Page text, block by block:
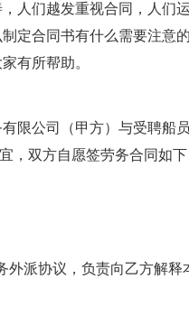
人们越发重视合同，人们
定合同书有什么需要注意
有所帮助。
限公司（甲方）与受聘船
，双方自愿签劳务合同如下
外派协议，负责向乙方解